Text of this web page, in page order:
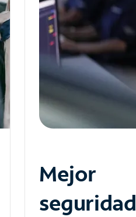
Mejor
seguridad